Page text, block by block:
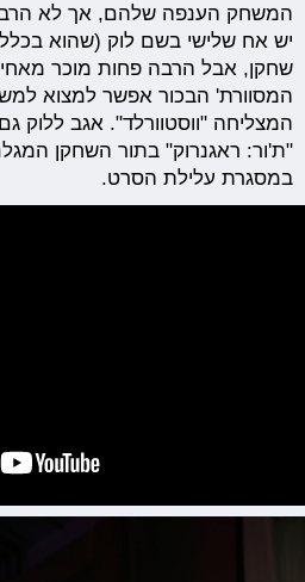
המשחק הענפה שלהם, אך לא
יש אח שלישי בשם לוק (שהוא
שחקן, אבל הרבה פחות מוכר
המסוורת' הבכור אפשר למצוא
המצליחה "ווסטוורלד". אגב ללוק
"ת'ור: ראגנרוק" בתור השחקן
במסגרת עלילת הסרט.